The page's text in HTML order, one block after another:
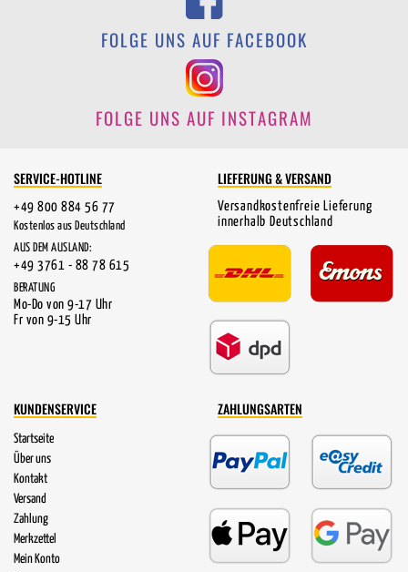
FOLGE UNS AUF FACEBOOK
FOLGE UNS AUF INSTAGRAM
SERVICE-HOTLINE
+49 800 884 56 77
Kostenlos aus Deutschland
AUS DEM AUSLAND:
+49 3761 - 88 78 615
BERATUNG
Mo-Do von 9-17 Uhr
Fr von 9-15 Uhr
LIEFERUNG & VERSAND
Versandkostenfreie Lieferung
innerhalb Deutschland
KUNDENSERVICE
Startseite
Über uns
Kontakt
Versand
Zahlung
Merkzettel
Mein Konto
ZAHLUNGSARTEN